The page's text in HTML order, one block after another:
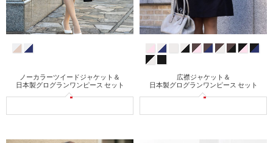
ノーカラーツイードジャケット＆
日本製グログランワンピース セット
広襟ジャケット＆
日本製グログランワンピース セット